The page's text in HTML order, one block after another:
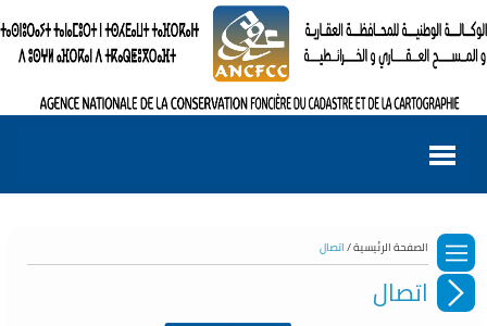
الصفحة الرئيسية /اتصال
اتصال